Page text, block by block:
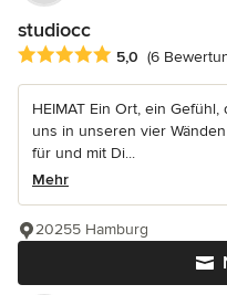
studiocc
Durchschnittliche
5,0 (6
HEIMAT Ein Ort, ein
uns in unseren vier
für und mit Di...
Mehr
20255 Hamburg